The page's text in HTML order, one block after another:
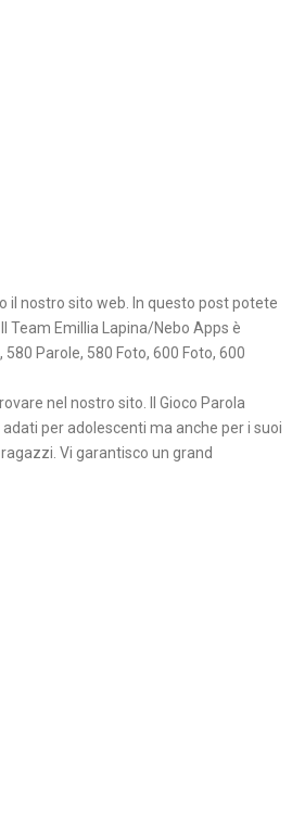
il nostro sito web. In questo post potete
Il Team Emillia Lapina/Nebo Apps è
Parole, 580 Foto, 600 Foto, 600
nel nostro sito. Il Gioco Parola
adati per adolescenti ma anche per i suoi
Vi garantisco un grand